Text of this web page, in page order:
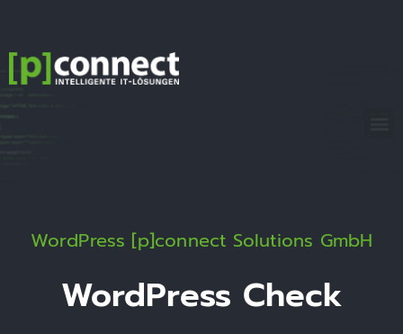
[p]connect
GmbH
WordPress [p]connect Solutions GmbH
WordPress Check​